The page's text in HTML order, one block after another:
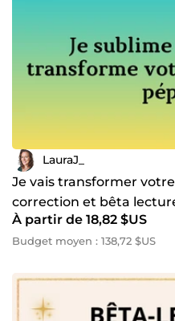
LauraJ_
Je vais transformer
correction et bêta
À partir de 18,82 $US
Budget moyen : 138,72 $US